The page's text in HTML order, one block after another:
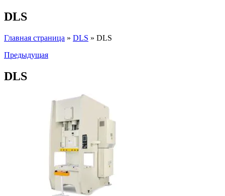
DLS
Главная страница » DLS » DLS
Предыдущая
DLS